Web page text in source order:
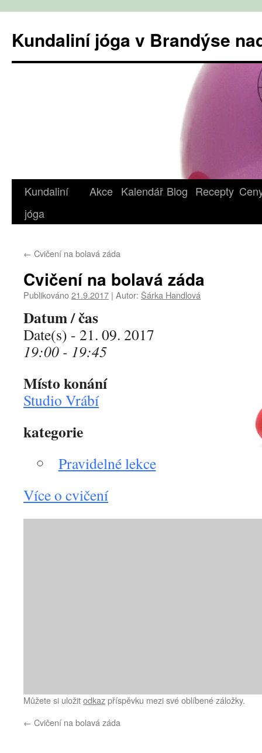
obsahu
webu
Kundaliní jóga v Brandýse
Kundaliní
jóga
Akce Kalendář Blog Recepty
← Cvičení na bolavá záda
Cvičení na bolavá záda
Publikováno21.9.2017 | Autor: Šárka Handlová
Datum / čas
Date(s) - 21. 09. 2017
19:00 - 19:45
Místo konání
Studio Vrábí
kategorie
Pravidelné lekce
Více o cvičení
Můžete si uložitodkazpříspěvku mezi své oblíbené záložky.
← Cvičení na bolavá záda